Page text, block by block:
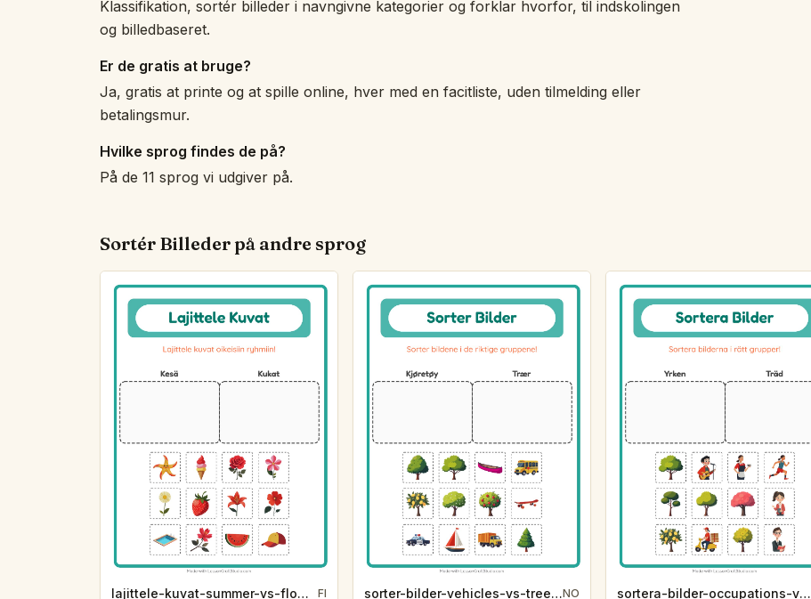
Klassifikation, sortér billeder i navngivne kategorier og forklar hvorfor, til indskolingen
og billedbaseret.
Er de gratis at bruge?
Ja, gratis at printe og at spille online, hver med en facitliste, uden tilmelding eller
betalingsmur.
Hvilke sprog findes de på?
På de 11 sprog vi udgiver på.
Sortér Billeder på andre sprog
lajittele-kuvat-summer-vs-flowers-2fc5 FI sorter-bilder-vehicles-vs-tree-81abNO sortera-bilder-occupations-vs-tree-6630